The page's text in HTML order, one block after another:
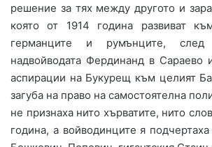
решение за тях между другото и
която от 1914 година развиват
германците и румънците, след
надвойводата Фердинанд в Сараево
аспирации на Букурещ към целият
загуба на право на самостоятелна
не признаха нито хърватите, нито
година, а войводинците я